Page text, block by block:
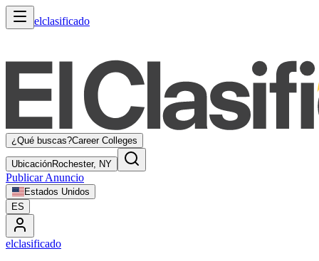
elclasificado
¿Qué buscas?Career Colleges
UbicaciónRochester, NY
Publicar Anuncio
Estados Unidos
ES
elclasificado